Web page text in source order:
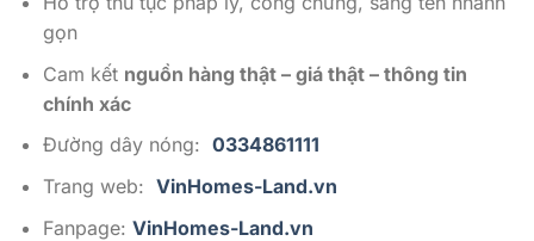
gọn
Cam kết nguồn hàng thật – giá thật – thông tin
chính xác
Đường dây nóng: 0334861111
Trang web: VinHomes-Land.vn
Fanpage: VinHomes-Land.vn